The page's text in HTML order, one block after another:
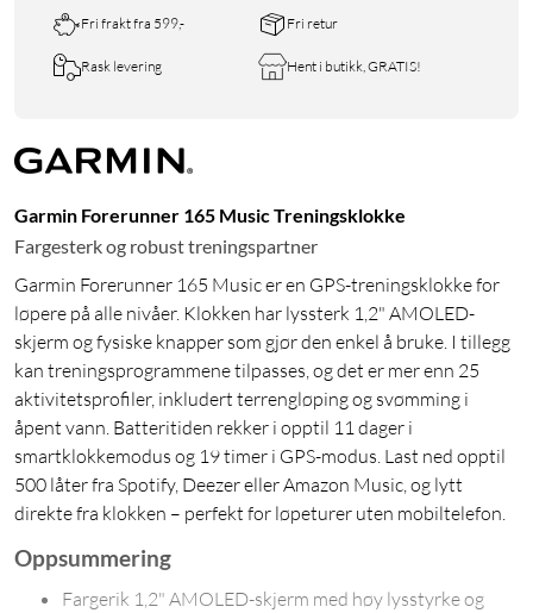
Fri frakt fra 599,- Fri retur
Rask levering Hent i butikk, GRATIS!
Garmin Forerunner 165 Music Treningsklokke
Fargesterk og robust treningspartner
Garmin Forerunner 165 Music er en GPS-treningsklokke for
løpere på alle nivåer. Klokken har lyssterk 1,2" AMOLED-
skjerm og fysiske knapper som gjør den enkel å bruke. I tillegg
kan treningsprogrammene tilpasses, og det er mer enn 25
aktivitetsprofiler, inkludert terrengløping og svømming i
åpent vann. Batteritiden rekker i opptil 11 dager i
smartklokkemodus og 19 timer i GPS-modus. Last ned opptil
500 låter fra Spotify, Deezer eller Amazon Music, og lytt
direkte fra klokken – perfekt for løpeturer uten mobiltelefon.
Oppsummering
Fargerik 1,2" AMOLED-skjerm med høy lysstyrke og